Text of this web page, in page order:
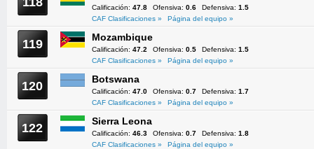
Calificación: 47.8 Ofensiva: 0.6 Defensiva: 1.5
CAF Clasificaciones »
Página del equipo »
119 Mozambique
Calificación: 47.2 Ofensiva: 0.5 Defensiva: 1.5
CAF Clasificaciones »
Página del equipo »
120 Botswana
Calificación: 47.0 Ofensiva: 0.7 Defensiva: 1.7
CAF Clasificaciones »
Página del equipo »
122 Sierra Leona
Calificación: 46.3 Ofensiva: 0.7 Defensiva: 1.8
CAF Clasificaciones »
Página del equipo »